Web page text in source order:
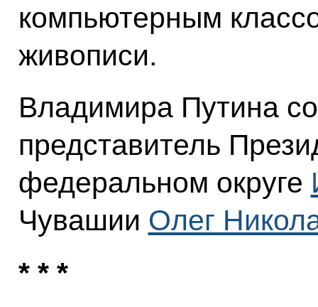
компьютерным
живописи.
Владимира Путина
представитель
федеральном округе
Чувашии Олег
* * *